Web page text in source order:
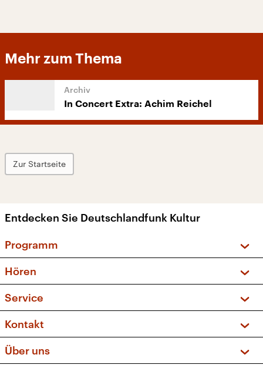
Mehr zum Thema
In Concert Extra: Achim Reichel
Zur Startseite
Entdecken Sie Deutschlandfunk Kultur
Programm
Sendungen und Podcasts
Musikliste
Kakadu – Das Kinderprogramm
Hören
Frequenzen (UKW + DAB+)
Service
FAQ
Apps
Newsletter
Kontakt
Social Media
Über uns